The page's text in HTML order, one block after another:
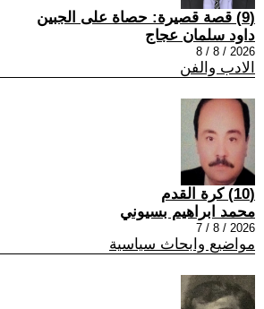
(9) قصة قصيرة: حصاة على الجبين
داود سلمان عجاج
2026 / 8 / 8
الادب والفن
(10) كرة القدم
محمد ابراهيم بسيوني
2026 / 8 / 7
مواضيع وابحاث سياسية